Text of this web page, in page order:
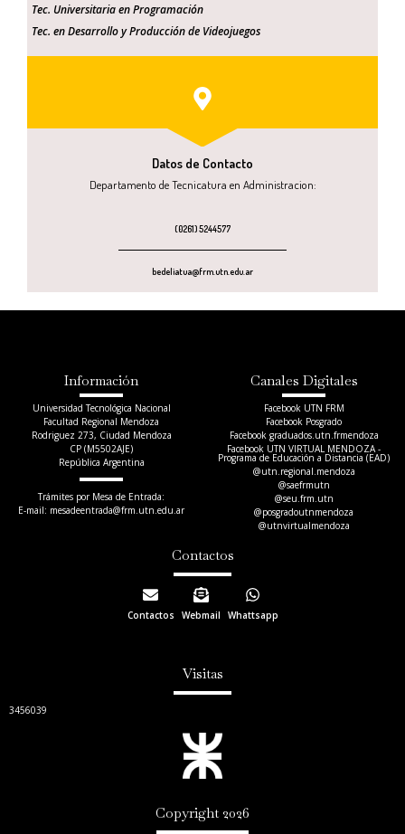
Tec. Universitaria en Programación
Tec. en Desarrollo y Producción de Videojuegos
Datos de Contacto
Departamento de Tecnicatura en Administracion:
(0261) 5244577
bedeliatua@frm.utn.edu.ar
Información
Universidad Tecnológica Nacional
Facultad Regional Mendoza
Rodriguez 273, Ciudad Mendoza
CP (M5502AJE)
República Argentina
Trámites por Mesa de Entrada:
E-mail: mesadeentrada@frm.utn.edu.ar​
Canales Digitales
Facebook UTN FRM
Facebook Posgrado
Facebook graduados.utn.frmendoza
Facebook UTN VIRTUAL MENDOZA -
Programa de Educación a Distancia (EAD)
@utn.regional.mendoza
@saefrmutn
@seu.frm.utn
@posgradoutnmendoza
@utnvirtualmendoza
Contactos
Contactos Webmail Whattsapp
Visitas
3456039
Copyright 2026